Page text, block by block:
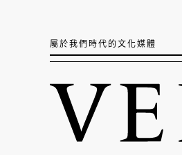
屬於我們時代的文化媒體